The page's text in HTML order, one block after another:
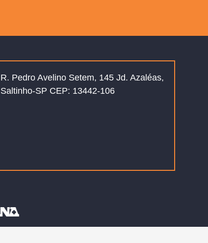
R. Pedro Avelino Setem, 145 Jd. Azaléas,
Saltinho-SP CEP: 13442-106